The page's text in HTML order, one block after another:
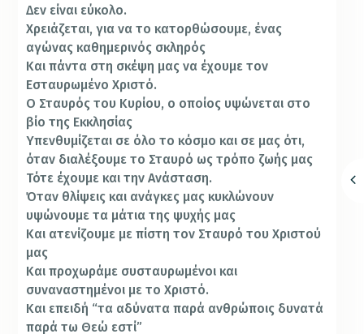
Δεν είναι εύκολο.
Χρειάζεται, για να το κατορθώσουμε, ένας
αγώνας καθημερινός σκληρός
Και πάντα στη σκέψη μας να έχουμε τον
Εσταυρωμένο Χριστό.
Ο Σταυρός του Κυρίου, ο οποίος υψώνεται στο
βίο της Εκκλησίας
Υπενθυμίζεται σε όλο το κόσμο και σε μας ότι,
όταν διαλέξουμε το Σταυρό ως τρόπο ζωής μας
Τότε έχουμε και την Ανάσταση.
Όταν θλίψεις και ανάγκες μας κυκλώνουν
υψώνουμε τα μάτια της ψυχής μας
Και ατενίζουμε με πίστη τον Σταυρό του Χριστού
μας
Και προχωράμε συσταυρωμένοι και
συναναστημένοι με το Χριστό.
Και επειδή “τα αδύνατα παρά ανθρώποις δυνατά
παρά τω Θεώ εστί”